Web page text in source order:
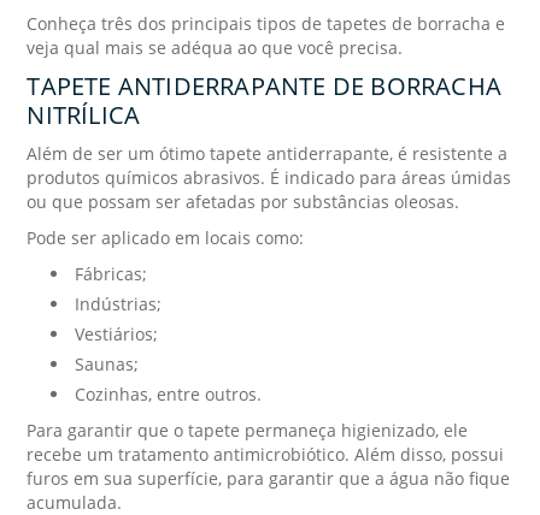
Conheça três dos principais tipos de tapetes de borracha e
veja qual mais se adéqua ao que você precisa.
TAPETE ANTIDERRAPANTE DE BORRACHA
NITRÍLICA
Além de ser um ótimo tapete antiderrapante, é resistente a
produtos químicos abrasivos. É indicado para áreas úmidas
ou que possam ser afetadas por substâncias oleosas.
Pode ser aplicado em locais como:
Fábricas;
Indústrias;
Vestiários;
Saunas;
Cozinhas, entre outros.
Para garantir que o tapete permaneça higienizado, ele
recebe um tratamento antimicrobiótico. Além disso, possui
furos em sua superfície, para garantir que a água não fique
acumulada.